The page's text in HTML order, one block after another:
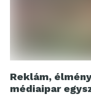
Reklám,
médiaipar